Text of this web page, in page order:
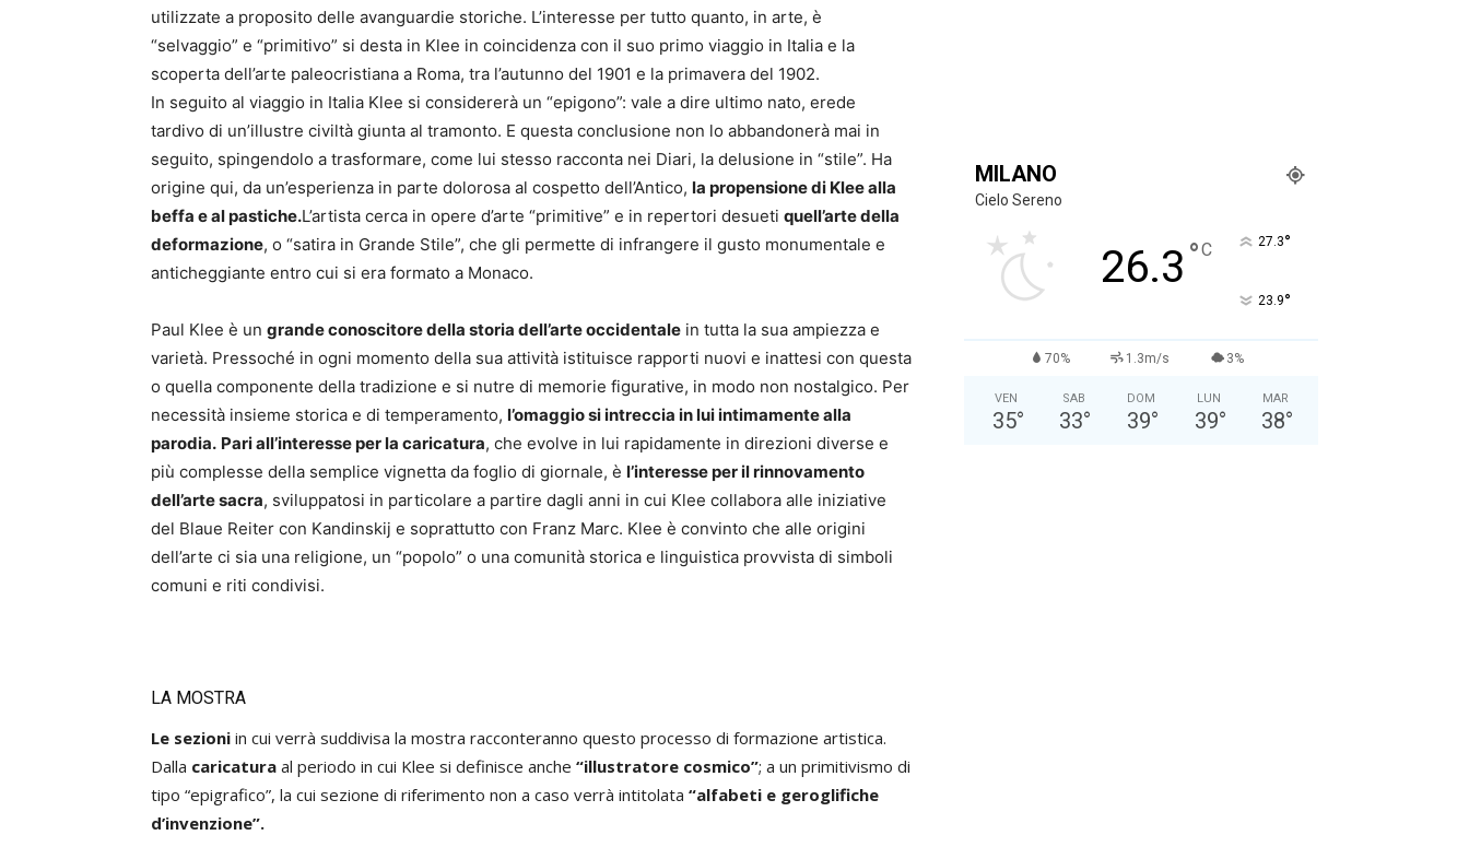
utilizzate a proposito delle avanguardie storiche. L’interesse per tutto quanto, in arte, è
“selvaggio” e “primitivo” si desta in Klee in coincidenza con il suo primo viaggio in Italia e la
scoperta dell’arte paleocristiana a Roma, tra l’autunno del 1901 e la primavera del 1902.
In seguito al viaggio in Italia Klee si considererà un “epigono”: vale a dire ultimo nato, erede
tardivo di un’illustre civiltà giunta al tramonto. E questa conclusione non lo abbandonerà mai in
seguito, spingendolo a trasformare, come lui stesso racconta nei Diari, la delusione in “stile”. Ha
origine qui, da un’esperienza in parte dolorosa al cospetto dell’Antico, la propensione di Klee alla
beffa e al pastiche.L’artista cerca in opere d’arte “primitive” e in repertori desueti quell’arte della
deformazione, o “satira in Grande Stile”, che gli permette di infrangere il gusto monumentale e
anticheggiante entro cui si era formato a Monaco.
Paul Klee è un grande conoscitore della storia dell’arte occidentale in tutta la sua ampiezza e
varietà. Pressoché in ogni momento della sua attività istituisce rapporti nuovi e inattesi con questa
o quella componente della tradizione e si nutre di memorie figurative, in modo non nostalgico. Per
necessità insieme storica e di temperamento, l’omaggio si intreccia in lui intimamente alla
parodia. Pari all’interesse per la caricatura, che evolve in lui rapidamente in direzioni diverse e
più complesse della semplice vignetta da foglio di giornale, è l’interesse per il rinnovamento
dell’arte sacra, sviluppatosi in particolare a partire dagli anni in cui Klee collabora alle iniziative
del Blaue Reiter con Kandinskij e soprattutto con Franz Marc. Klee è convinto che alle origini
dell’arte ci sia una religione, un “popolo” o una comunità storica e linguistica provvista di simboli
comuni e riti condivisi.
LA MOSTRA
Le sezioni in cui verrà suddivisa la mostra racconteranno questo processo di formazione artistica.
Dalla caricatura al periodo in cui Klee si definisce anche “illustratore cosmico”; a un primitivismo di
tipo “epigrafico”, la cui sezione di riferimento non a caso verrà intitolata “alfabeti e geroglifiche
d’invenzione”.
MILANO
Cielo Sereno
26.3 °C 27.3°
23.9°
70% 1.3m/s 3%
VEN
35°
SAB
33°
DOM
39°
LUN
39°
MAR
38°